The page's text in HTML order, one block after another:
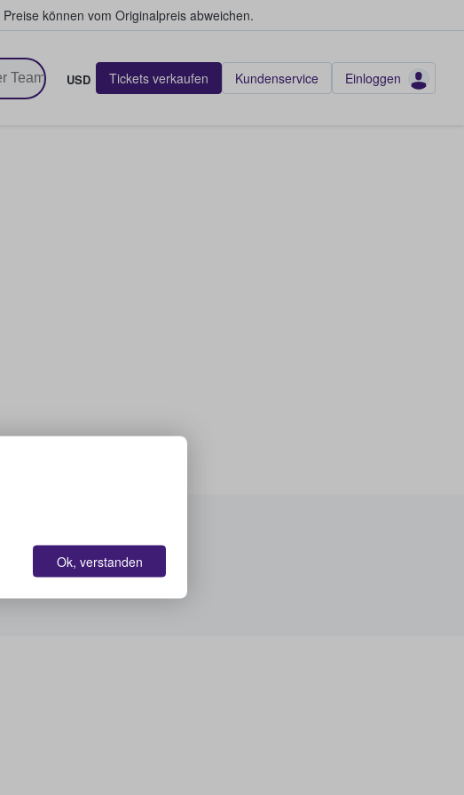
Preise können vom Originalpreis abweichen.
USD Tickets verkaufen Kundenservice Einloggen
Ok, verstanden